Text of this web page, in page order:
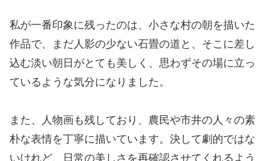
私が一番印象に残ったのは、小さな村の朝を描いた
作品で、まだ人影の少ない石畳の道と、そこに差し
込む淡い朝日がとても美しく、思わずその場に立っ
ているような気分になりました。
また、人物画も残しており、農民や市井の人々の素
朴な表情を丁寧に描いています。決して劇的ではな
いけれど、日常の美しさを再確認させてくれるよう